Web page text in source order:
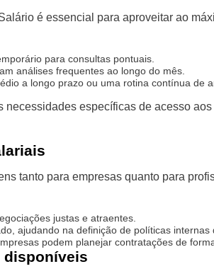
é essencial para aproveitar ao
para consultas pontuais.
análises frequentes ao longo do mês.
a longo prazo ou uma rotina contínua de
específicas de acesso
tanto para empresas quanto para
justas e atraentes.
ajudando na definição de políticas internas
podem planejar contratações de
disponíveis